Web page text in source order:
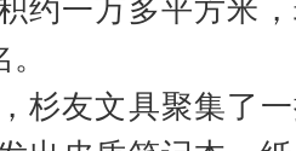
约一万多平方米
友文具聚集了一